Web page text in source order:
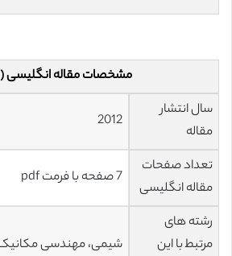
مشخصات مقاله انگلیسی (PDF)
سال انتشار
مقاله
2012
تعداد صفحات
مقاله انگلیسی
7 صفحه با فرمت pdf
رشته های
مرتبط با این
شیمی، مهندسی